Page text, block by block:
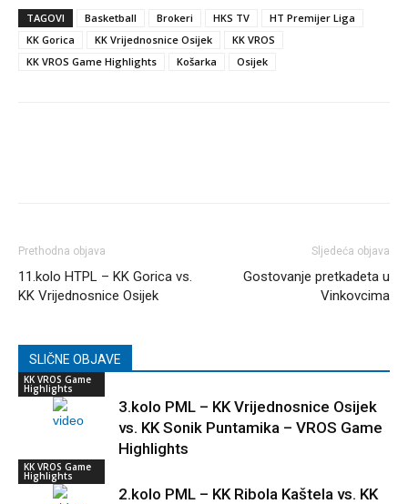
TAGOVI Basketball Brokeri HKS TV
HT Premijer Liga
KK Gorica
KK Vrijednosnice Osijek
KK VROS
KK VROS Game Highlights
Košarka Osijek
Prethodna objava
11.kolo HTPL – KK Gorica vs.
KK Vrijednosnice Osijek
Sljedeća objava
Gostovanje pretkadeta u
Vinkovcima
SLIČNE OBJAVE
KK VROS Game
Highlights
3.kolo PML – KK Vrijednosnice Osijek
vs. KK Sonik Puntamika – VROS Game
Highlights
KK VROS Game
Highlights
2.kolo PML – KK Ribola Kaštela vs. KK